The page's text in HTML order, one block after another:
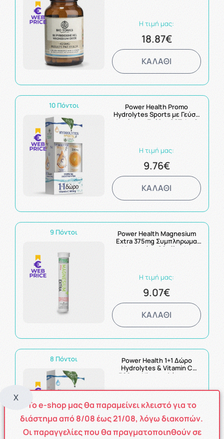
Η τιμή μας:
18.87€
ΚΑΛΑΘΙ
10 Πόντοι
Power Health Promo
Hydrolytes Sports με Γεύση
Λεμόνι με Στέβια 20Tabs &
Η τιμή μας:
9.76€
ΚΑΛΑΘΙ
9 Πόντοι
Power Health Magnesium
Extra 375mg Συμπληρωμα
Μαγνησίου 20eff. tabs
Η τιμή μας:
9.07€
ΚΑΛΑΘΙ
8 Πόντοι
Power Health 1+1 Δώρο
Hydrolytes & Vitamin C
500mg Ηλεκτρολύτες με
Αναβράζοντα Δισκία
Η τιμή μας:
8.37€
X
Το e-shop μας θα παραμείνει κλειστό για το
διάστημα από8/08έως21/08, λόγω διακοπών.
Οι παραγγελίες που θα πραγματοποιηθούν σε